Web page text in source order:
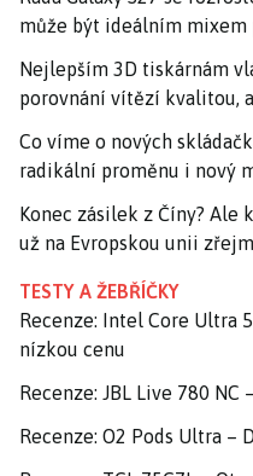
může být ideálním
Nejlepším 3D tiskárnám
porovnání vítězí kvalitou,
Co víme o nových
radikální proměnu i nový
Konec zásilek z Číny? Ale
už na Evropskou unii
TESTY A ŽEBŘÍČKY
Recenze: Intel Core Ultra
nízkou cenu
Recenze: JBL Live 780
Recenze: O2 Pods Ultra –